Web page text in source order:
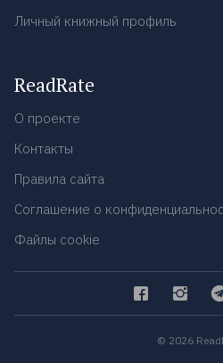
Личный книжный профиль
ReadRate
О проекте
Контакты
Правила сайта
Соглашение о
Файлы cookie
© 2026